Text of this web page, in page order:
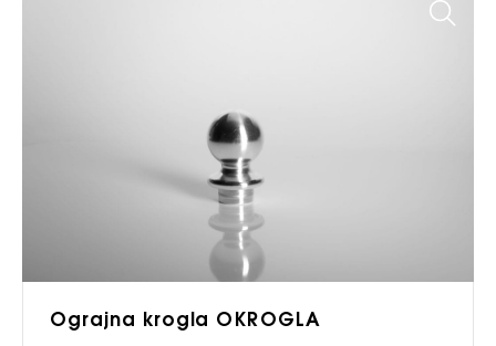
Ograjna krogla OKROGLA